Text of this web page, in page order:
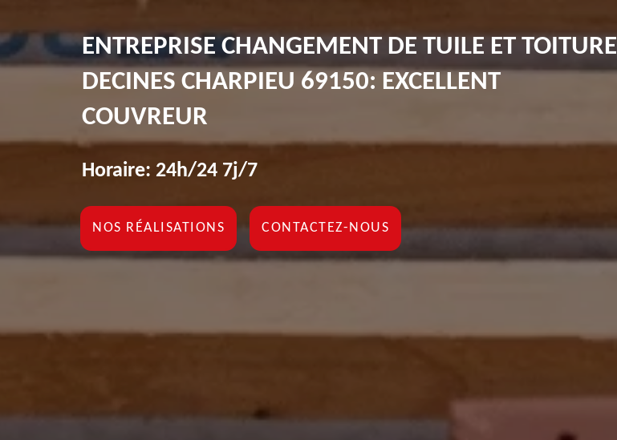
ENTREPRISE CHANGEMENT DE TUILE ET TOITURE
DECINES CHARPIEU 69150: EXCELLENT
COUVREUR
Horaire: 24h/24 7j/7
NOS RÉALISATIONS CONTACTEZ-NOUS